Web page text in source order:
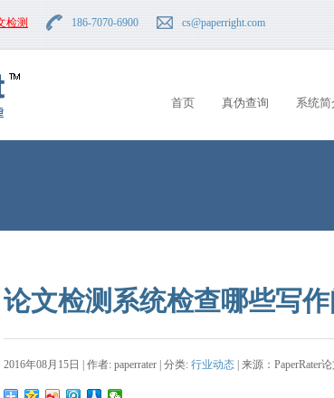
检测 186-7070-6900 cs@paperright.com
首页
真伪查询 系统简
论文检测系统检查哪些写作
2016年08月15日 | 作者: paperrater | 分类: 行业动态 | 来源：PaperRater